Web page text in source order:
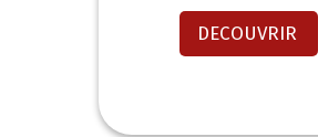
DECOUVRIR